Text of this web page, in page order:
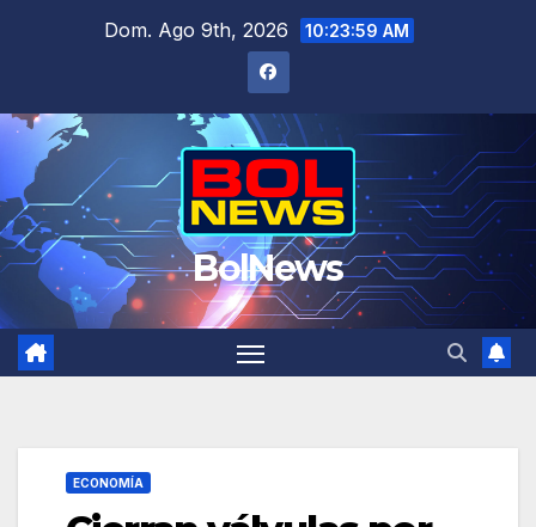
Dom. Ago 9th, 2026 10:24:00 AM
BolNews
ECONOMÍA